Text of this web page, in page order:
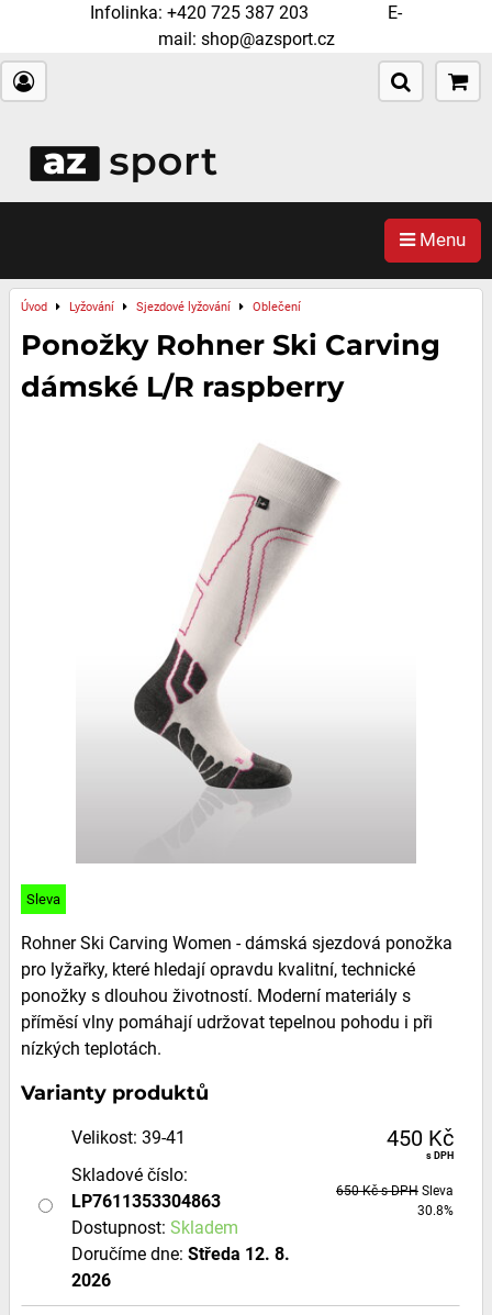
Infolinka: +420 725 387 203 E-
mail: shop@azsport.cz
Menu
Úvod Lyžování Sjezdové lyžování Oblečení
Ponožky Rohner Ski Carving
dámské L/R raspberry
Sleva
Rohner Ski Carving Women - dámská sjezdová ponožka
pro lyžařky, které hledají opravdu kvalitní, technické
ponožky s dlouhou životností. Moderní materiály s
příměsí vlny pomáhají udržovat tepelnou pohodu i při
nízkých teplotách.
Varianty produktů
Velikost: 39-41
Skladové číslo:
LP7611353304863
Dostupnost: Skladem
Doručíme dne: Středa 12. 8.
2026
450 Kč
s DPH
650 Kč s DPH Sleva
30.8%